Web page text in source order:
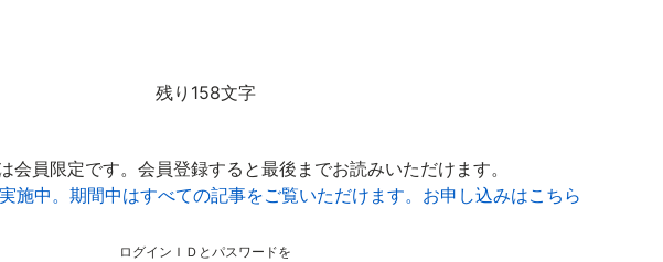
残り158文字
会員限定です。会員登録すると最後までお読みいただけます。
施中。期間中はすべての記事をご覧いただけます。お申し込みはこちら
ログインＩＤとパスワードを